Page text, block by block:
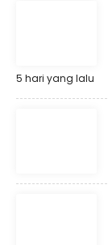
5 hari yang lalu